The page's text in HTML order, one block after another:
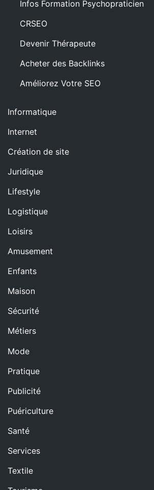
Infos Formation Psychopraticien
CRSEO
Devenir Thérapeute
Acheter des Backlinks
Améliorez Votre SEO
Informatique
Internet
Création de site
Juridique
Lifestyle
Logistique
Loisirs
Amusement
Enfants
Maison
Sécurité
Métiers
Mode
Pratique
Publicité
Puériculture
Santé
Services
Textile